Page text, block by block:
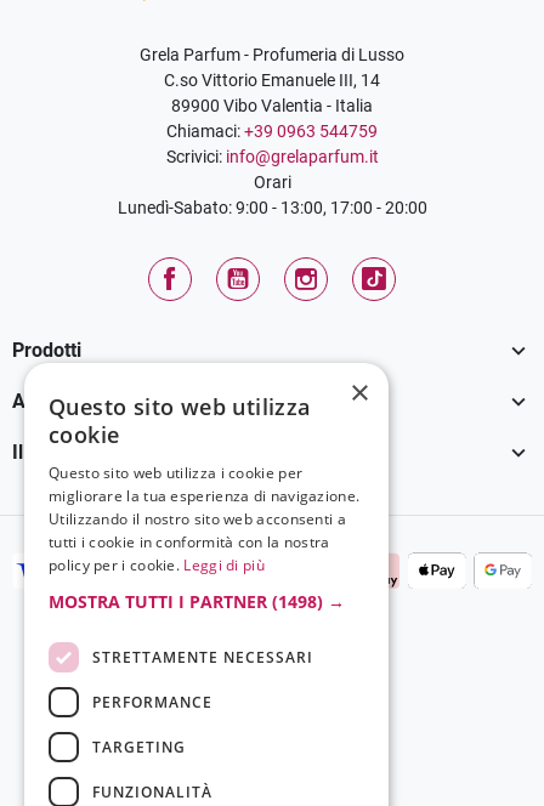
Grela Parfum - Profumeria di Lusso
C.so Vittorio Emanuele III, 14
89900 Vibo Valentia - Italia
Chiamaci:+39 0963 544759
Scrivici: info@grelaparfum.it
Orari
Lunedì-Sabato: 9:00 - 13:00, 17:00 - 20:00
FacebookYouTube InstagramTikTok
Prodotti 
Assistenza Clienti 
Il tuo account 
×
Questo sito web utilizza
cookie
Questo sito web utilizza i cookie per
migliorare la tua esperienza di navigazione.
Utilizzando il nostro sito web acconsenti a
tutti i cookie in conformità con la nostra
policy per i cookie. Leggi di più
MOSTRA TUTTI I PARTNER (1498) →
STRETTAMENTE NECESSARI
PERFORMANCE
TARGETING
FUNZIONALITÀ